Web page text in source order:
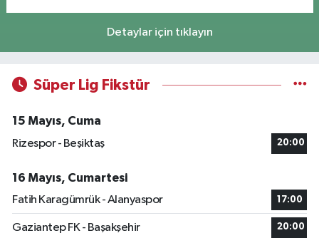
Detaylar için tıklayın
Süper Lig Fikstür
15 Mayıs, Cuma
Rizespor - Beşiktaş
20:00
16 Mayıs, Cumartesi
Fatih Karagümrük - Alanyaspor
17:00
Gaziantep FK - Başakşehir 20:00